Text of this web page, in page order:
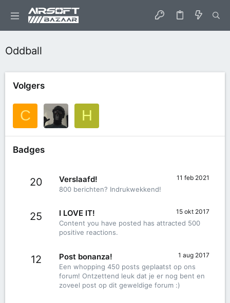
Oddball
Volgers
C H
Badges
20 11 feb 2021
Verslaafd!
800 berichten? Indrukwekkend!
25 15 okt 2017
I LOVE IT!
Content you have posted has attracted 500
positive reactions.
12 1 aug 2017
Post bonanza!
Een whopping 450 posts geplaatst op ons
forum! Ontzettend leuk dat je er nog bent en
zoveel post op dit geweldige forum :)